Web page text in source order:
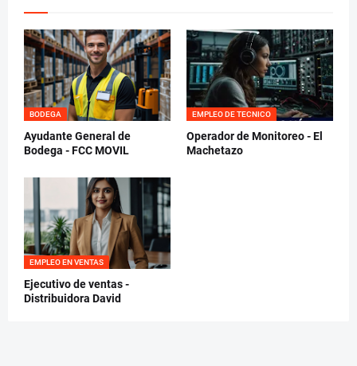
BODEGA
Ayudante General de
Bodega - FCC MOVIL
EMPLEO DE TECNICO
Operador de Monitoreo - El
Machetazo
EMPLEO EN VENTAS
Ejecutivo de ventas -
Distribuidora David